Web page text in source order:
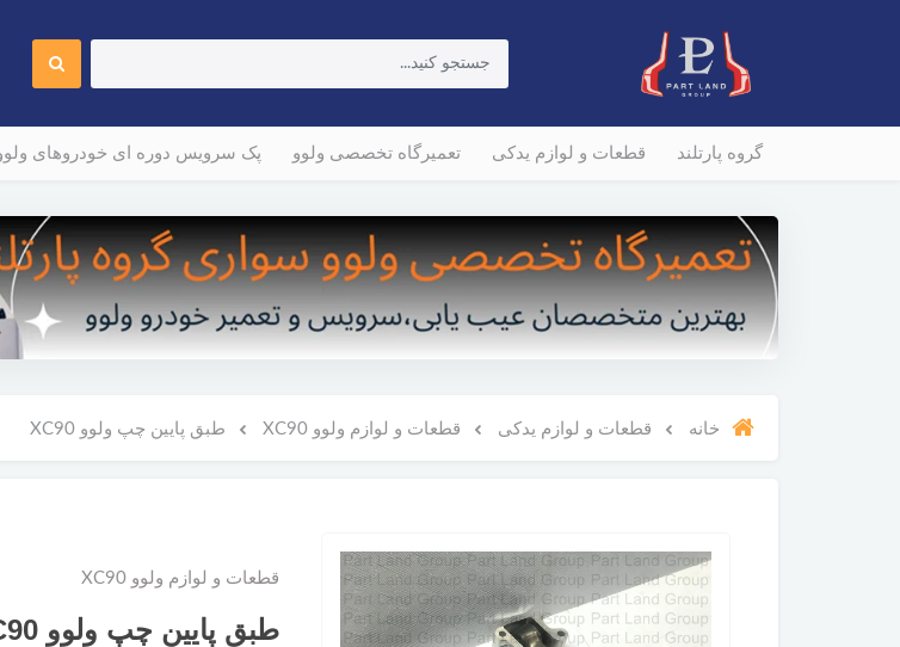
گروه پارتلند قطعات و لوازم یدکی تعمیرگاه تخصصی ولوو پک سرویس دوره ای خودروهای
خانه قطعات و لوازم یدکی قطعات و لوازم ولوو XC90 طبق پایین چپ ولوو XC90
قطعات و لوازم ولوو XC90
طبق پایین چپ ولوو XC90